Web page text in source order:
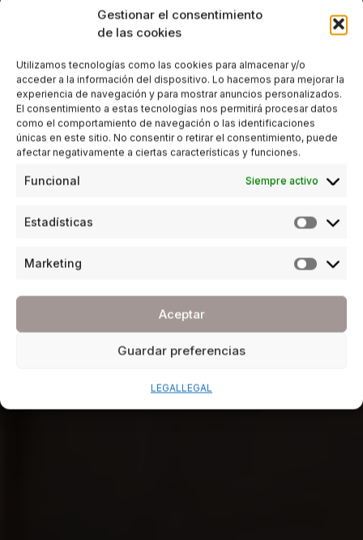
Gestionar el consentimiento
de las cookies
Utilizamos tecnologías como las cookies para almacenar y/o
acceder a la información del dispositivo. Lo hacemos para mejorar la
experiencia de navegación y para mostrar anuncios personalizados.
El consentimiento a estas tecnologías nos permitirá procesar datos
como el comportamiento de navegación o las identificaciones
únicas en este sitio. No consentir o retirar el consentimiento, puede
afectar negativamente a ciertas características y funciones.
Funcional Siempre activo
Estadísticas
Marketing
Aceptar
Guardar preferencias
LEGALLEGAL